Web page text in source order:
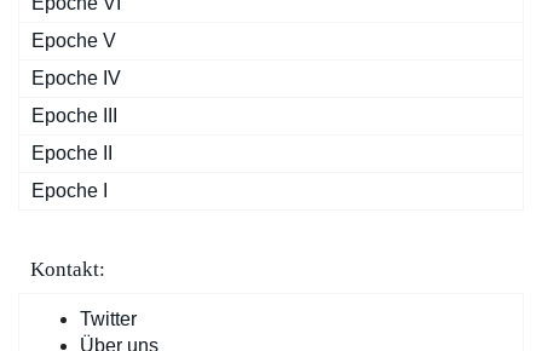
Epoche V
Epoche IV
Epoche III
Epoche II
Epoche I
Kontakt:
Twitter
Über uns